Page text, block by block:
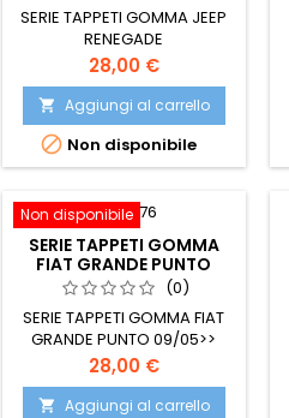
SERIE TAPPETI GOMMA JEEP
RENEGADE
Prezzo
28,00 €
 Aggiungi al carrello
 Non disponibile
Non disponibile
SERIE TAPPETI GOMMA
FIAT GRANDE PUNTO
09/05
(0)
SERIE TAPPETI GOMMA FIAT
GRANDE PUNTO 09/05>>
Prezzo
28,00 €
 Aggiungi al carrello